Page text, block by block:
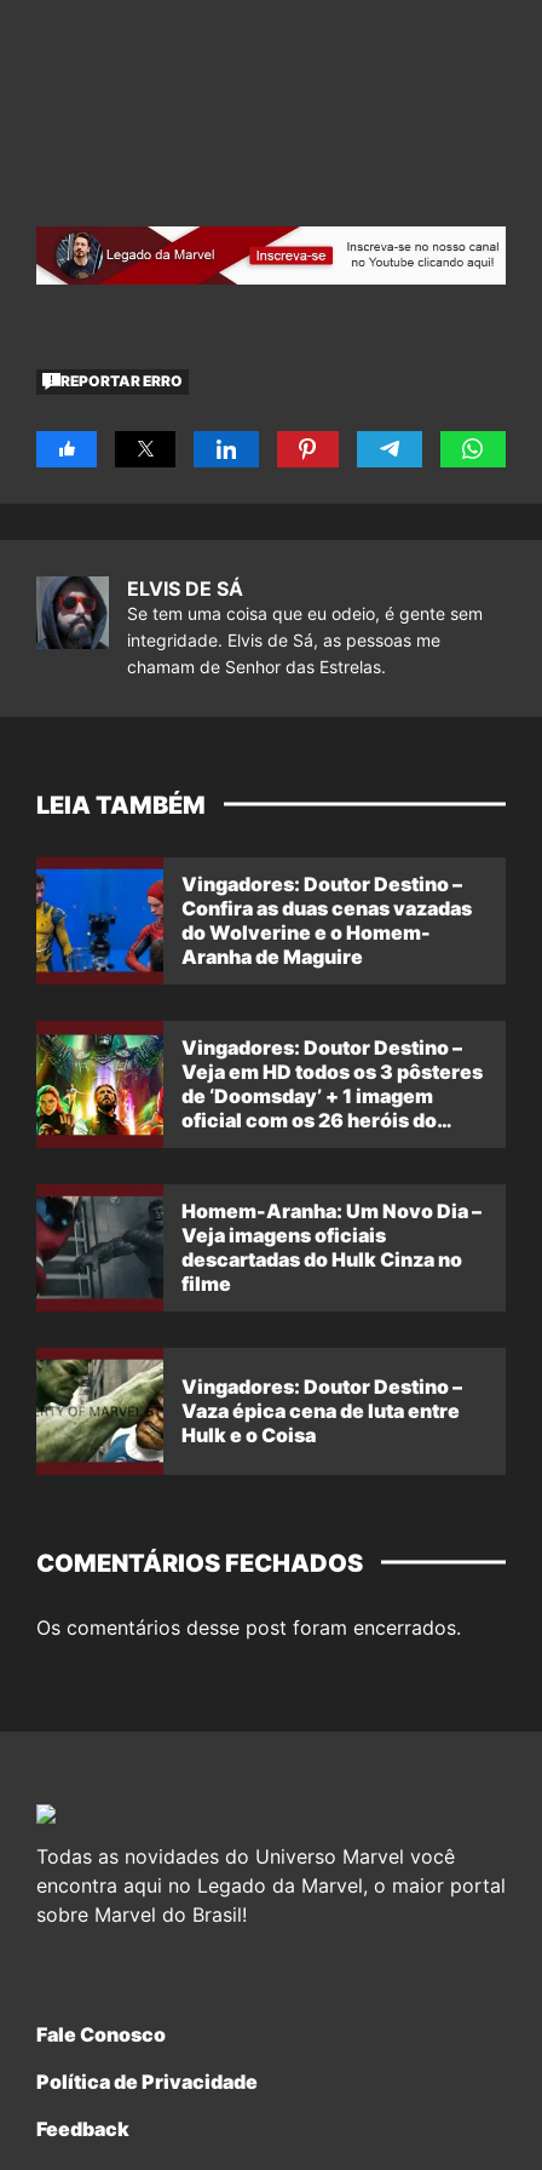
REPORTAR ERRO
ELVIS DE SÁ
Se tem uma coisa que eu odeio, é gente sem
integridade. Elvis de Sá, as pessoas me
chamam de Senhor das Estrelas.
LEIA TAMBÉM
Vingadores: Doutor Destino –
Confira as duas cenas vazadas
do Wolverine e o Homem-
Aranha de Maguire
Vingadores: Doutor Destino –
Veja em HD todos os 3 pôsteres
de ‘Doomsday’ + 1 imagem
oficial com os 26 heróis do
Homem-Aranha: Um Novo Dia –
Veja imagens oficiais
descartadas do Hulk Cinza no
filme
Vingadores: Doutor Destino –
Vaza épica cena de luta entre
Hulk e o Coisa
COMENTÁRIOS FECHADOS
Os comentários desse post foram encerrados.
Todas as novidades do Universo Marvel você
encontra aqui no Legado da Marvel, o maior portal
sobre Marvel do Brasil!
Fale Conosco
Política de Privacidade
Feedback